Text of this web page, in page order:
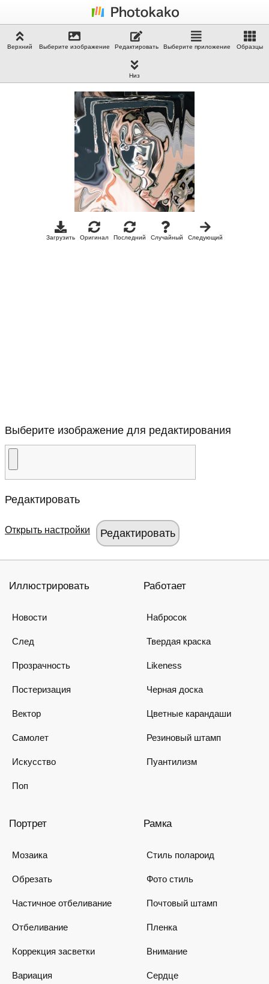
Верхний Выберите изображение Редактировать Выберите приложение Образцы
Низ
Загрузить Оригинал Последний Случайный Следующий
Выберите изображение для редактирования
Редактировать
Открыть настройки
Иллюстрировать
Новости
След
Прозрачность
Постеризация
Вектор
Самолет
Искусство
Поп
Работает
Набросок
Твердая краска
Likeness
Черная доска
Цветные карандаши
Резиновый штамп
Пуантилизм
Портрет
Мозаика
Обрезать
Частичное отбеливание
Отбеливание
Коррекция засветки
Вариация
Рамка
Стиль полароид
Фото стиль
Почтовый штамп
Пленка
Внимание
Сердце